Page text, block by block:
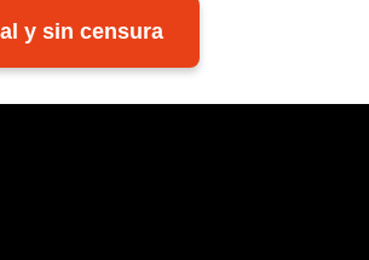
y sin censura